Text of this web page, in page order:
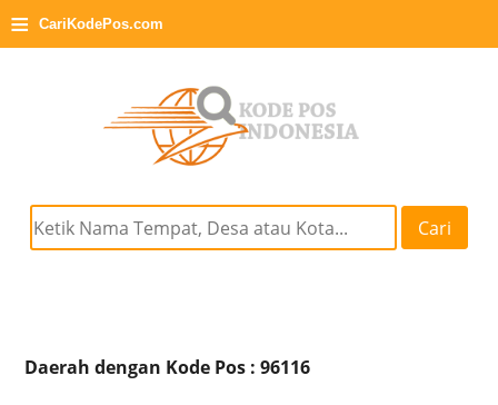
≡ CariKodePos.com
Cari
Daerah dengan Kode Pos : 96116